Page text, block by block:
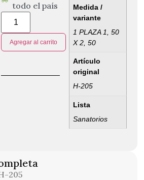
todo el país
Agregar al carrito
Medida /
variante
1 PLAZA 1, 50
X 2, 50
Artículo
original
H-205
Lista
Sanatorios
205